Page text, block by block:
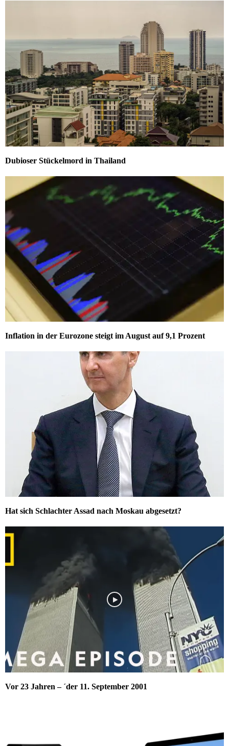
Dubioser Stückelmord in Thailand
Inflation in der Eurozone steigt im August auf 9,1 Prozent
Hat sich Schlachter Assad nach Moskau abgesetzt?
Vor 23 Jahren – ´der 11. September 2001